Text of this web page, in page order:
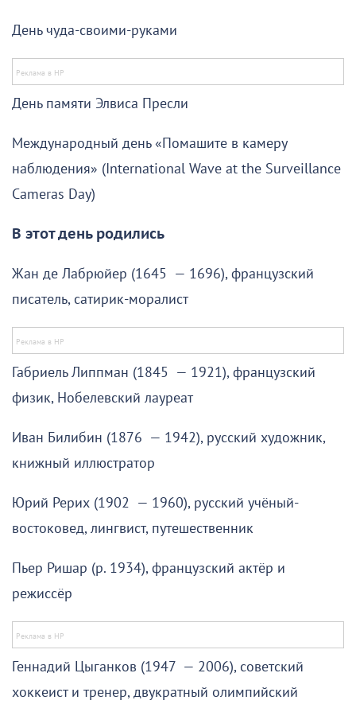
День чуда-своими-руками
День памяти Элвиса Пресли
Международный день «Помашите в камеру
наблюдения» (International Wave at the Surveillance
Cameras Day)
В этот день родились
Жан де Лабрюйер (1645 — 1696), французский
писатель, сатирик-моралист
Габриель Липпман (1845 — 1921), французский
физик, Нобелевский лауреат
Иван Билибин (1876 — 1942), русский художник,
книжный иллюстратор
Юрий Рерих (1902 — 1960), русский учёный-
востоковед, лингвист, путешественник
Пьер Ришар (р. 1934), французский актёр и
режиссёр
Геннадий Цыганков (1947 — 2006), советский
хоккеист и тренер, двукратный олимпийский